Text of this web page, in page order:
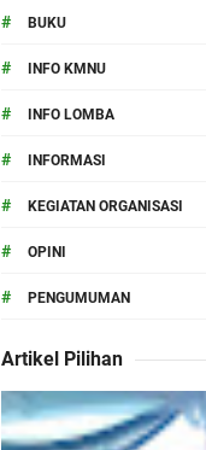
# BUKU
# INFO KMNU
# INFO LOMBA
# INFORMASI
# KEGIATAN ORGANISASI
# OPINI
# PENGUMUMAN
Artikel Pilihan